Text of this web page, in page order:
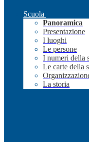
Scuola
Panoramica
Presentazione
I luoghi
Le persone
I numeri della
Le carte della
La storia